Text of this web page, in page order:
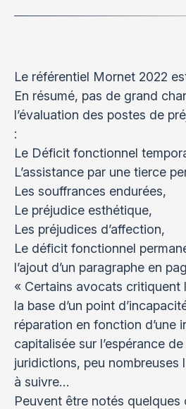
Le référentiel Mornet 2022
En résumé, pas de grand
l’évaluation des postes de
:
Le Déficit fonctionnel
L’assistance par une tierce
Les souffrances endurées,
Le préjudice esthétique,
Les préjudices d’affection,
Le déficit fonctionnel
l’ajout d’un paragraphe en
« Certains avocats critiquent
la base d’un point
réparation en fonction d’une
capitalisée sur l’espérance
juridictions, peu nombreuses
à suivre…
Peuvent être notés quelques